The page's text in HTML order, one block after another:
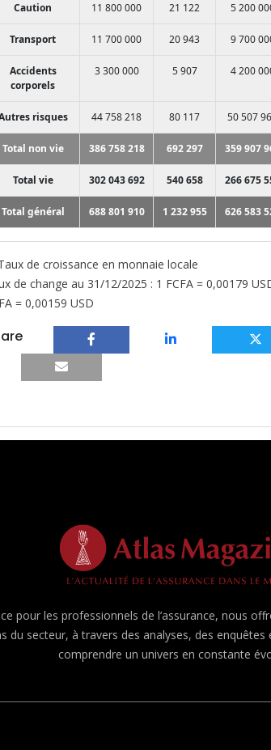
Caution 11 800 000 21 122 5 200
Transport 11 700 000 20 943 9 700
Accidents
corporels
3 300 000 5 907 4 200
risques 44 758 218 80 117 50 507
Total non vie 386 758 218 692 297 359 907
Total vie 302 043 692 540 658 266 675
Total général 688 801 910 1 232 955 626 583
de croissance en monnaie locale
de change au 31/12/2025 : 1 FCFA = 0,00179
= 0,00159 USD
pour les professionnels de l’assurance, nous
du secteur, à travers des analyses, des
comprendre un univers en constante